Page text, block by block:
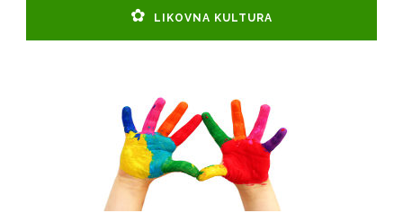
LIKOVNA KULTURA